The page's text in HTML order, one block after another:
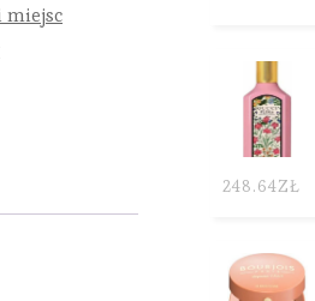
miejsc
248.64ZŁ